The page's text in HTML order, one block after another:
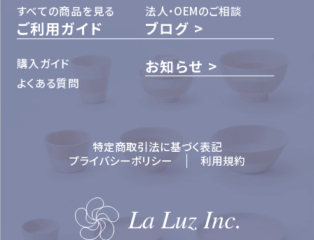
すべての商品を見る
法人・OEMのご相談
ご利用ガイド
購入ガイド
よくある質問
ブログ
お知らせ
特定商取引法に基づく表記
プライバシーポリシー
利用規約